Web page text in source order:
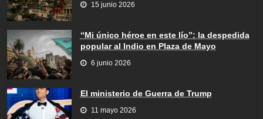
15 junio 2026
“Mi único héroe en este lío”: la despedida
popular al Indio en Plaza de Mayo
6 junio 2026
El ministerio de Guerra de Trump
11 mayo 2026